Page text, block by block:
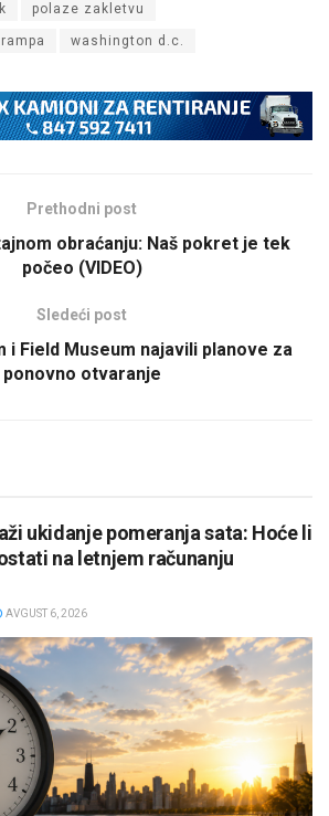
polaze zakletvu
washington d.c.
Prethodni post
obraćanju: Naš pokret je tek
počeo (VIDEO)
Sledeći post
i Field Museum najavili planove za
ponovno otvaranje
ukidanje pomeranja sata: Hoće li
na letnjem računanju
AVGUST 6, 2026